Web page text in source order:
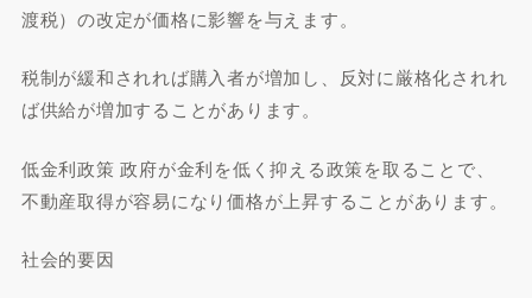
渡税）の改定が価格に影響を与えます。
税制が緩和されれば購入者が増加し、反対に厳格化されれ
ば供給が増加することがあります。
低金利政策 政府が金利を低く抑える政策を取ることで、
不動産取得が容易になり価格が上昇することがあります。
社会的要因